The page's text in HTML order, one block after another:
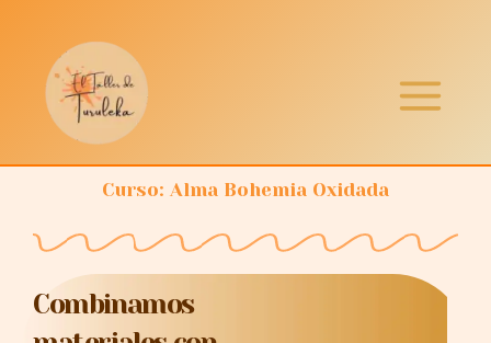
contenido
Curso: Alma Bohemia Oxidada
Combinamos